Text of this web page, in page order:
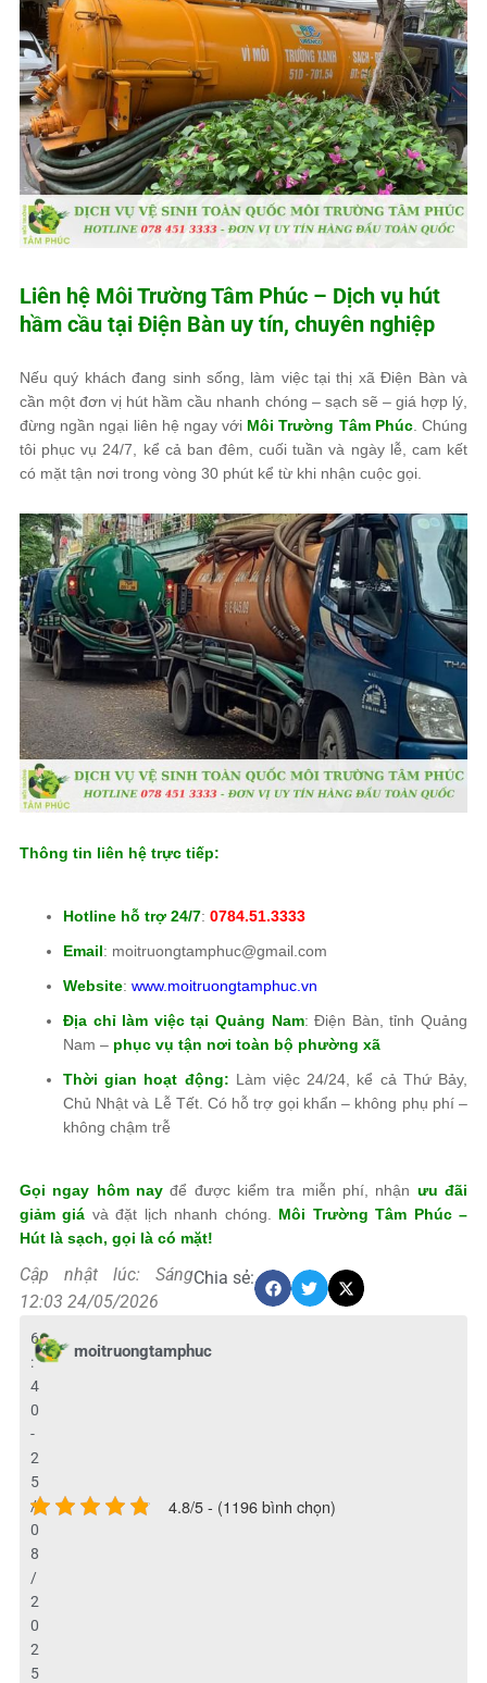
Liên hệ Môi Trường Tâm Phúc – Dịch vụ hút
hầm cầu tại Điện Bàn uy tín, chuyên nghiệp
Nếu quý khách đang sinh sống, làm việc tại thị xã Điện Bàn và
cần một đơn vị hút hầm cầu nhanh chóng – sạch sẽ – giá hợp lý,
đừng ngần ngại liên hệ ngay với Môi Trường Tâm Phúc. Chúng
tôi phục vụ 24/7, kể cả ban đêm, cuối tuần và ngày lễ, cam kết
có mặt tận nơi trong vòng 30 phút kể từ khi nhận cuộc gọi.
Thông tin liên hệ trực tiếp:
Hotline hỗ trợ 24/7: 0784.51.3333
Email: moitruongtamphuc@gmail.com
Website: www.moitruongtamphuc.vn
Địa chỉ làm việc tại Quảng Nam: Điện Bàn, tỉnh Quảng
Nam – phục vụ tận nơi toàn bộ phường xã
Thời gian hoạt động: Làm việc 24/24, kể cả Thứ Bảy,
Chủ Nhật và Lễ Tết. Có hỗ trợ gọi khẩn – không phụ phí –
không chậm trễ
Gọi ngay hôm nay để được kiểm tra miễn phí, nhận ưu đãi
giảm giá và đặt lịch nhanh chóng. Môi Trường Tâm Phúc–
Hút là sạch, gọi là có mặt!
Cập nhật lúc: Sáng
12:03 24/05/2026
Chia sẻ:
moitruongtamphuc
6
:
4
0
-
2
5
/
0
8
/
2
0
2
5
4.8/5 - (1196 bình chọn)